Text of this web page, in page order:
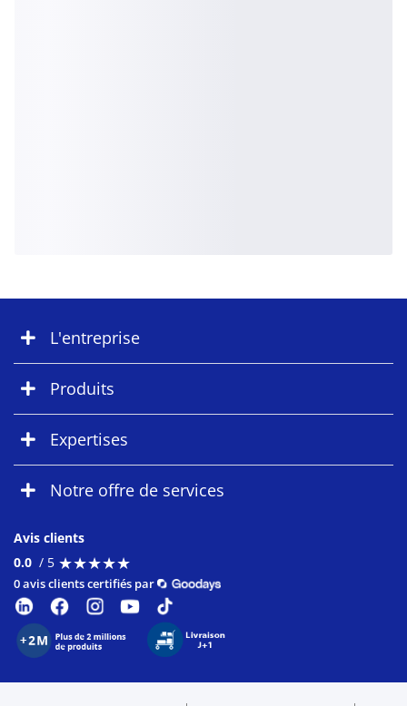
L'entreprise
Produits
Expertises
Notre offre de services
Avis clients
0.0 / 5 ★★★★★
★★★★★
0 avis clients certifiés par